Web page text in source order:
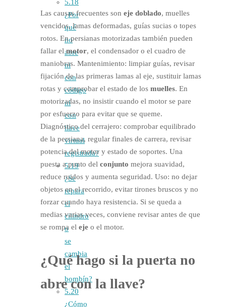
5.18
¿Por
qué
no
abre
ni
con
código
ni
con
llave
virtual
registrada?
5.19
¿Se
repara
el
cilindro
o
se
cambia
el
bombín?
5.20
¿Cómo
Las causas frecuentes son eje doblado, muelles
vencidos, lamas deformadas, guías sucias o topes
rotos. En persianas motorizadas también pueden
fallar elmotor, el condensador o el cuadro de
maniobras. Mantenimiento: limpiar guías, revisar
fijación de las primeras lamas al eje, sustituir lamas
rotas y comprobar el estado de los muelles. En
motorizadas, no insistir cuando el motor se pare
por esfuerzo para evitar que se queme.
Diagnóstico del cerrajero: comprobar equilibrado
de la persiana, regular finales de carrera, revisar
potencia del motor y estado de soportes. Una
puesta a punto del conjunto mejora suavidad,
reduce ruidos y aumenta seguridad. Uso: no dejar
objetos en el recorrido, evitar tirones bruscos y no
forzar cuando haya resistencia. Si se queda a
medias varias veces, conviene revisar antes de que
se rompa el eje o el motor.
¿Qué hago si la puerta no
abrecon la llave?